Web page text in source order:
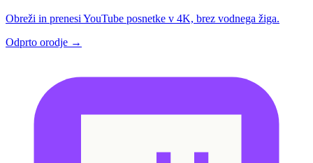
Obreži in prenesi YouTube posnetke v 4K, brez vodnega žiga.
Odprto orodje →